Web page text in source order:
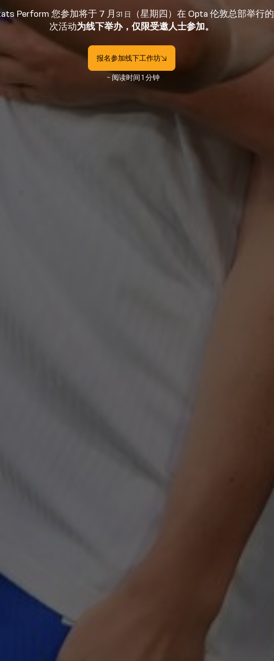
Perform 您参加将于 7 月 31 日 （星期四）在 Opta 伦敦总部举行的
次活动为线下举办，仅限受邀人士参加。
报名参加线下工作坊
~ 阅读时间 1 分钟